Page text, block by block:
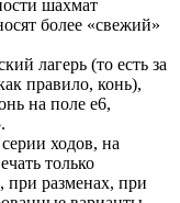
шахмат
более «свежий»
лагерь (то есть за
правило, конь),
на поле e6,
ходов, на
только
при разменах, при